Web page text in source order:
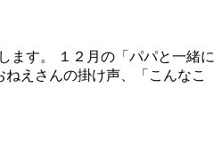
ます。 １２月の「パパと一緒に
えさんの掛け声、「こんなこ